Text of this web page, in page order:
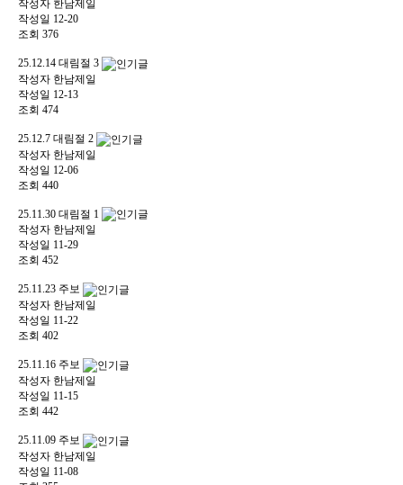
작성자 한남제일
작성일 12-20
조회 376
25.12.14 대림절 3
작성자 한남제일
작성일 12-13
조회 474
25.12.7 대림절 2
작성자 한남제일
작성일 12-06
조회 440
25.11.30 대림절 1
작성자 한남제일
작성일 11-29
조회 452
25.11.23 주보
작성자 한남제일
작성일 11-22
조회 402
25.11.16 주보
작성자 한남제일
작성일 11-15
조회 442
25.11.09 주보
작성자 한남제일
작성일 11-08